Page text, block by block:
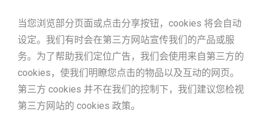
当您浏览部分页面或点击分享按钮，cookies 将会自动
设定。我们有时会在第三方网站宣传我们的产品或服
务。为了帮助我们定位广告，我们会使用来自第三方的
cookies，使我们明瞭您点击的物品以及互动的网页。
第三方 cookies 并不在我们的控制下，我们建议您检视
第三方网站的 cookies 政策。